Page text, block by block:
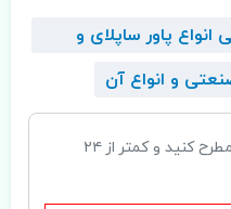
پاور ساپلای و
و انواع آن
سوال خود را در قسمت دیدگاه‌ها مطرح کنید و کمتر از ۲۴